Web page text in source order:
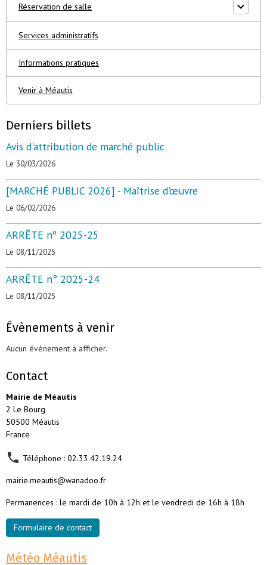
Réservation de salle
Services administratifs
Informations pratiques
Venir à Méautis
Derniers billets
Avis d'attribution de marché public
Le 30/03/2026
[MARCHÉ PUBLIC 2026] - Maîtrise d'œuvre
Le 06/02/2026
ARRÊTE nº 2025-25
Le 08/11/2025
ARRÊTE n° 2025-24
Le 08/11/2025
Évènements à venir
Aucun évènement à afficher.
Contact
Mairie de Méautis
2 Le Bourg
50500 Méautis
France
Téléphone : 02.33.42.19.24
mairie.meautis@wanadoo.fr
Permanences : le mardi de 10h à 12h et le vendredi de 16h à 18h
Formulaire de contact
Météo Méautis